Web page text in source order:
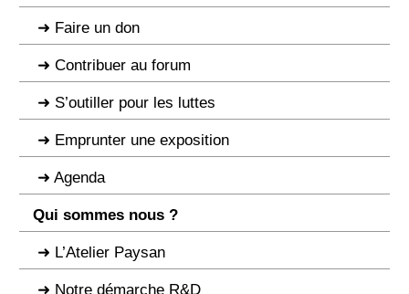
Faire un don
Contribuer au forum
S’outiller pour les luttes
Emprunter une exposition
Agenda
Qui sommes nous ?
L’Atelier Paysan
Notre démarche R&D